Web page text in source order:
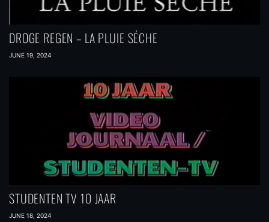
DROGE REGEN – LA PLUIE SÉCHE
JUNE 19, 2024
STUDENTEN TV 10 JAAR
JUNE 18, 2024